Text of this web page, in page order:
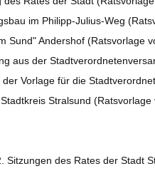
im Philipp-Julius-Weg
Sund" Andershof (Ratsvorlage
aus der
Vorlage für die
Stralsund (Ratsvorlage
Sitzungen des Rates der Stadt